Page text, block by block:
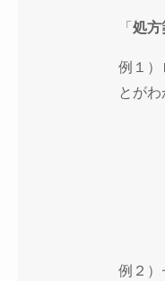
「処
例１
とがわ
例２